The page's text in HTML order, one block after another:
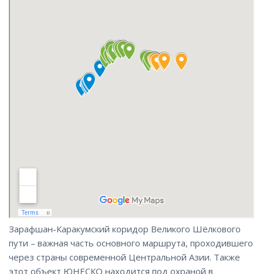
Зарафшан-Каракумский коридор Великого Шёлкового
пути – важная часть основного маршрута, проходившего
через страны современной Центральной Азии. Также
этот объект ЮНЕСКО находится под охраной в